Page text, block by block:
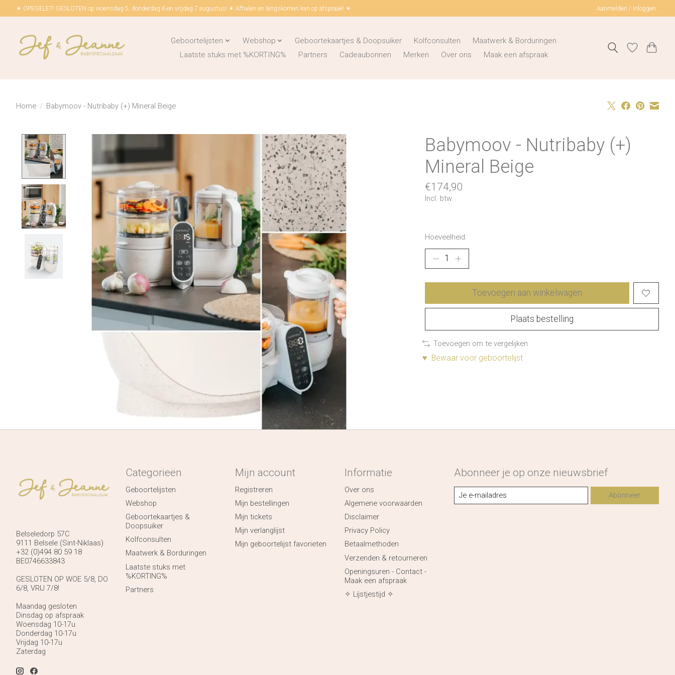
☀ OPEGELET! GESLOTEN op woensdag 5, donderdag 6 en vrijdag 7 augustus! ☀ Afhalen en langskomen kan op afspraak! ☀ Aanmelden / Inloggen
Geboortelijsten Webshop Geboortekaartjes & Doopsuiker Kolfconsulten
Maatwerk & Borduringen
Laatste stuks met %KORTING%
Partners Cadeaubonnen Merken Over ons Maak een afspraak
Home / Babymoov - Nutribaby (+) Mineral Beige
Babymoov - Nutribaby (+)
Mineral Beige
€174,90
Incl. btw
Hoeveelheid:
Toevoegen aan winkelwagen
Plaats bestelling
Toevoegen om te vergelijken
♥ Bewaar voor geboortelijst
Belseledorp 57C
9111 Belsele (Sint-Niklaas)
+32 (0)494 80 59 18
BE0746633843
GESLOTEN OP WOE 5/8, DO
6/8, VRIJ 7/8!
Maandag gesloten
Dinsdag op afspraak
Woensdag 10-17u
Donderdag 10-17u
Vrijdag 10-17u
Zaterdag
Categorieën
Geboortelijsten
Webshop
Geboortekaartjes &
Doopsuiker
Kolfconsulten
Maatwerk & Borduringen
Laatste stuks met
%KORTING%
Partners
Mijn account
Registreren
Mijn bestellingen
Mijn tickets
Mijn verlanglijst
Mijn geboortelijst favorieten
Informatie
Over ons
Algemene voorwaarden
Disclaimer
Privacy Policy
Betaalmethoden
Verzenden & retourneren
Openingsuren - Contact -
Maak een afspraak
✧ Lijstjestijd ✧
Abonneer je op onze nieuwsbrief
Abonneer